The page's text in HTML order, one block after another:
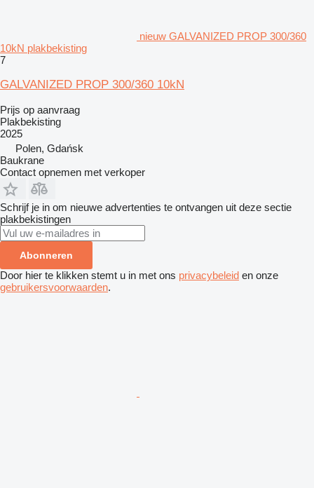
nieuw GALVANIZED PROP 300/360
10kN plakbekisting
7
GALVANIZED PROP 300/360 10kN
Prijs op aanvraag
Plakbekisting
2025
Polen, Gdańsk
Baukrane
Contact opnemen met verkoper
Schrijf je in om nieuwe advertenties te ontvangen uit deze sectie
plakbekistingen
Abonneren
Door hier te klikken stemt u in met ons privacybeleid en onze
gebruikersvoorwaarden.